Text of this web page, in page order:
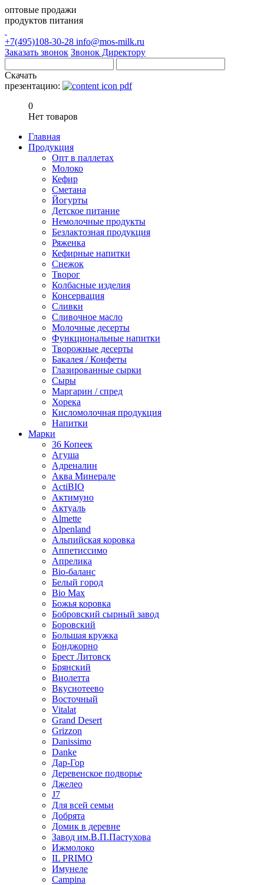
оптовые продажи
продуктов питания
+7(495)108-30-28 info@mos-milk.ru
Заказать звонок Звонок Директору
Скачать
презентацию:
0
Нет товаров
Главная
Продукция
Опт в паллетах
Молоко
Кефир
Сметана
Йогурты
Детское питание
Немолочные продукты
Безлактозная продукция
Ряженка
Кефирные напитки
Снежок
Творог
Колбасные изделия
Консервация
Сливки
Сливочное масло
Молочные десерты
Функциональные напитки
Творожные десерты
Бакалея / Конфеты
Глазированные сырки
Сыры
Маргарин / спред
Хорека
Кисломолочная продукция
Напитки
Марки
36 Копеек
Агуша
Адреналин
Аква Минерале
ActiBIO
Актимуно
Актуаль
Almette
Alpenland
Альпийская коровка
Аппетиссимо
Апрелика
Bio-баланс
Белый город
Bio Max
Божья коровка
Бобровский сырный завод
Боровский
Большая кружка
Бонджорно
Брест Литовск
Брянский
Виолетта
Вкуснотеево
Восточный
Vitalat
Grand Desert
Grizzon
Danissimo
Danke
Дар-Гор
Деревенское подворье
Джелео
J7
Для всей семьи
Добрята
Домик в деревне
Завод им.В.П.Пастухова
Ижмолоко
IL PRIMO
Имунеле
Campina